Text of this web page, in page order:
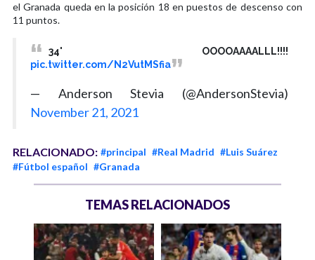
el Granada queda en la posición 18 en puestos de descenso con
11 puntos.
34' OOOOAAAALLL!!!!
pic.twitter.com/N2VutMSfia
— Anderson Stevia (@AndersonStevia)
November 21, 2021
RELACIONADO: #principal #Real Madrid #Luis Suárez
#Fútbol español #Granada
TEMAS RELACIONADOS